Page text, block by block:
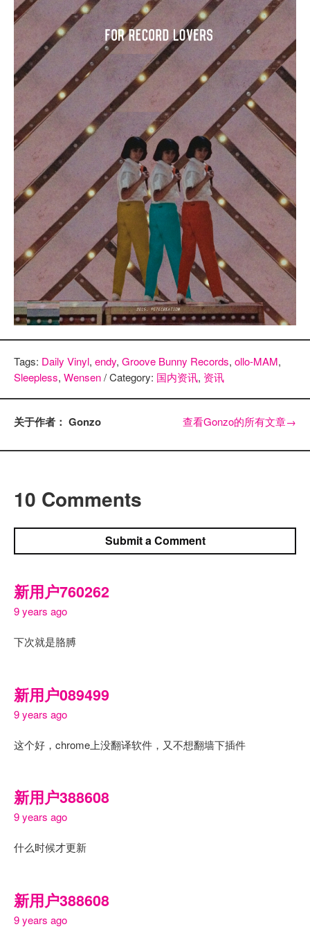
Tags: Daily Vinyl, endy, Groove Bunny Records, ollo-MAM,
Sleepless, Wensen/ Category: 国内资讯, 资讯
关于作者： Gonzo 查看Gonzo的所有文章→
10 Comments
Submit a Comment
新用户760262
9 years ago
下次就是胳膊
新用户089499
9 years ago
这个好，chrome上没翻译软件，又不想翻墙下插件
新用户388608
9 years ago
什么时候才更新
新用户388608
9 years ago